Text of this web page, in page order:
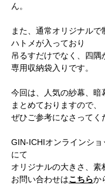
ん。
また、通常オリジナル
ハトメが入っており
吊るすだけでなく、四隅
専用収納袋入りです。
今回は、人気の紗幕、暗
まとめておりますので、
ぜひご参考になさってく
GIN-ICHIオンラインシ
にて
オリジナルの大きさ、素
お問い合わせはこちらか